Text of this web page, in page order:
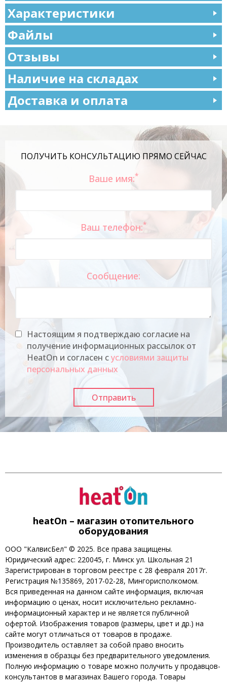
Характеристики
Файлы
Отзывы
Наличие на складах
Доставка и оплата
ПОЛУЧИТЬ КОНСУЛЬТАЦИЮ ПРЯМО СЕЙЧАС
Ваше имя:*
Ваш телефон:*
Сообщение:
Настоящим я подтверждаю согласие на
получение информационных рассылок от
HeatOn и согласен сусловиями защиты
персональных данных
heatOn – магазин отопительного
оборудования
ООО "КалвисБел" © 2025. Все права защищены.
Юридический адрес: 220045, г. Минск ул. Школьная 21
Зарегистрирован в торговом реестре с 28 февраля 2017г.
Регистрация №135869, 2017-02-28, Мингорисполкомом.
Вся приведенная на данном сайте информация, включая
информацию о ценах, носит исключительно рекламно-
информационный характер и не является публичной
офертой. Изображения товаров (размеры, цвет и др.) на
сайте могут отличаться от товаров в продаже.
Производитель оставляет за собой право вносить
изменения в образцы без предварительного уведомления.
Полную информацию о товаре можно получить у продавцов-
консультантов в магазинах Вашего города. Товары